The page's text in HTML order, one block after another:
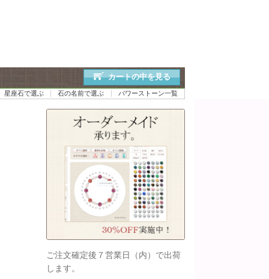
カートの中を見る
星座石で選ぶ 石の名前で選ぶ パワーストーン一覧
ご注文確定後７営業日（内）で出荷
します。